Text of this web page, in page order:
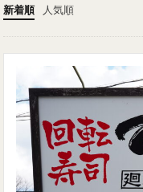
新着順 人気順